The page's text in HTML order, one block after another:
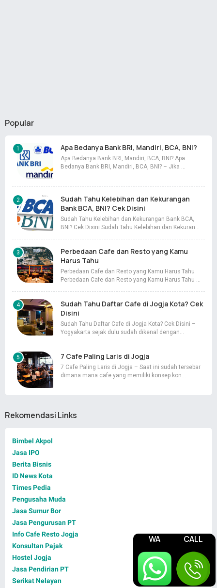
WA CALL
Popular
Apa Bedanya Bank BRI, Mandiri, BCA, BNI?
Apa Bedanya Bank BRI, Mandiri, BCA, BNI? Apa
Bedanya Bank BRI, Mandiri, BCA, BNI? – Jika …
Sudah Tahu Kelebihan dan Kekurangan
Bank BCA, BNI? Cek Disini
Sudah Tahu Kelebihan dan Kekurangan Bank BCA,
BNI? Cek Disini Sudah Tahu Kelebihan dan Kekuran…
Perbedaan Cafe dan Resto yang Kamu
Harus Tahu
Perbedaan Cafe dan Resto yang Kamu Harus Tahu
Perbedaan Cafe dan Resto yang Kamu Harus Tahu …
Sudah Tahu Daftar Cafe di Jogja Kota? Cek
Disini
Sudah Tahu Daftar Cafe di Jogja Kota? Cek Disini –
Yogyakarta sejak dulu sudah dikenal dengan…
7 Cafe Paling Laris di Jogja
7 Cafe Paling Laris di Jogja – Saat ini sudah tersebar
dimana mana cafe yang memiliki konsep kon…
Rekomendasi Links
Bimbel Akpol
Jasa IPO
Berita Bisnis
ID News Kota
Times Pedia
Pengusaha Muda
Jasa Sumur Bor
Jasa Pengurusan PT
Info Cafe Resto Jogja
Konsultan Pajak
Hostel Jogja
Jasa Pendirian PT
Serikat Nelayan